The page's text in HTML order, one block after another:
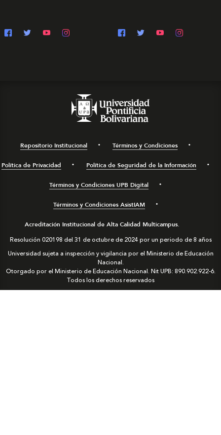
Repositorio Institucional Términos y Condiciones
Política de Privacidad Política de Seguridad de la Información
Términos y Condiciones UPB Digital
Términos y Condiciones AsistIAM
Acreditación Institucional de Alta Calidad Multicampus.
Resolución 020198 del 31 de octubre de 2024 por un periodo de 8 años
Universidad sujeta a inspección y vigilancia por el Ministerio de Educación
Nacional.
Otorgado por el Ministerio de Educación Nacional. Nit UPB: 890.902.922-6.
Todos los derechos reservados